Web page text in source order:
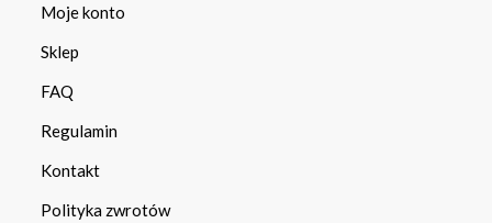
Moje konto
Sklep
FAQ
Regulamin
Kontakt
Polityka zwrotów